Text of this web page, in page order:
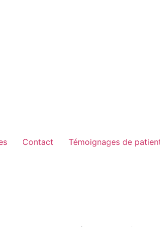
Contact Témoignages de